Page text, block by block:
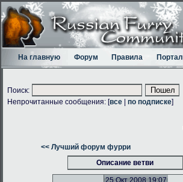
На главную Форум Правила Портал
Поиск:
Непрочитанные сообщения: [все по подписке]
<< Лучший форум фурри
Описание ветви
25 Окт 2008 19:07